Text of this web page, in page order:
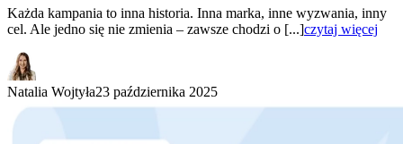
Każda kampania to inna historia. Inna marka, inne wyzwania, inny
cel. Ale jedno się nie zmienia – zawsze chodzi o [...]czytaj więcej
Natalia Wojtyła23 października 2025